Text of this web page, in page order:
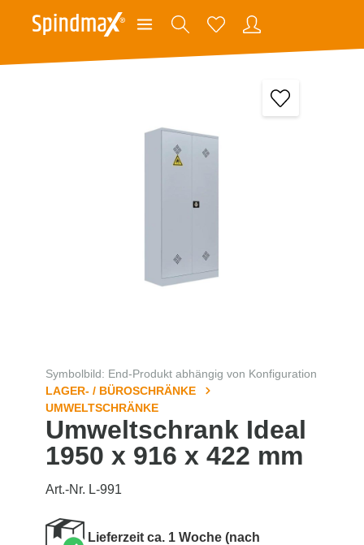
Symbolbild: End-Produkt abhängig von Konfiguration
LAGER- / BÜROSCHRÄNKE
UMWELTSCHRÄNKE
Umweltschrank Ideal
1950 x 916 x 422 mm
Art.-Nr. L-991
Lieferzeit ca. 1 Woche (nach